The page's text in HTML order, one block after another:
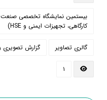
بیستمین نمایشگاه تخصصی صنعت
کارگاهی، تجهیزات ایمنی و HSE)
گالری تصاویر گزارش تصویری
۱